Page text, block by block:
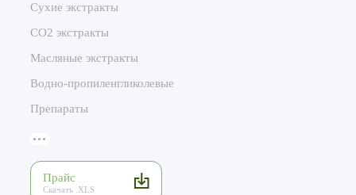
Сухие экстракты
CO2 экстракты
Масляные экстракты
Водно-пропиленгликолевые
Препараты
Прайс
Скачать .XLS